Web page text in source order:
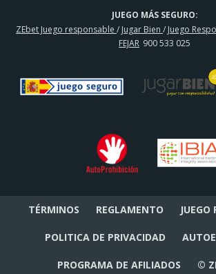
JUEGO MÁS SEGURO:
ZEbet Juego responsable / Jugar Bien / Juego
FEJAR 900 533 025
TÉRMINOS REGLAMENTO JUEGO
POLITICA DE PRIVACIDAD
PROGRAMA DE AFILIADOS ©